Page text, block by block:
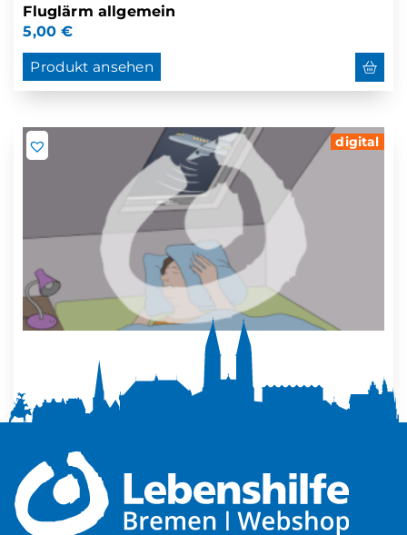
Fluglärm allgemein
5,00€
Produkt ansehen
digital
Mehr Ruhe zuhause
5,00€